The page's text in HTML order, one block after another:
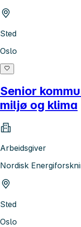
Sted
Oslo
Senior
miljø og klima
Arbeidsgiver
Nordisk
Sted
Oslo